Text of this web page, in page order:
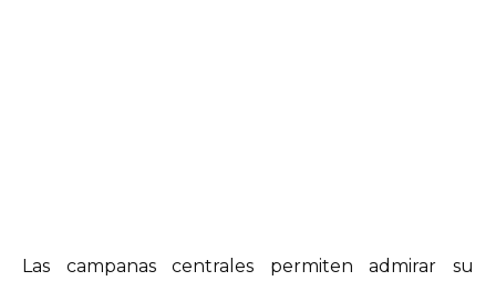
Las campanas centrales permiten admirar su